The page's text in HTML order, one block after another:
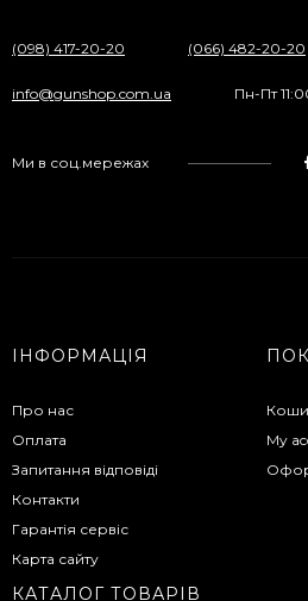
(098) 417-20-20 (066) 482-20-20
info@gunshop.com.ua Пн-Пт
Ми в соц.мережах
ІНФОРМАЦІЯ
Про нас
Оплата
Запитання відповіді
Контакти
Гарантія сервіс
Карта сайту
My
КАТАЛОГ ТОВАРІВ